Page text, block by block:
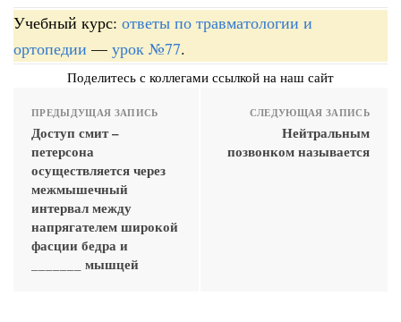
Учебный курс: ответы по травматологии и
ортопедии — урок №77.
Поделитесь с коллегами ссылкой на наш сайт
ПРЕДЫДУЩАЯ ЗАПИСЬ
Доступ смит –
петерсона
осуществляется через
межмышечный
интервал между
напрягателем широкой
фасции бедра и
_______ мышцей
СЛЕДУЮЩАЯ ЗАПИСЬ
Нейтральным
позвонком называется